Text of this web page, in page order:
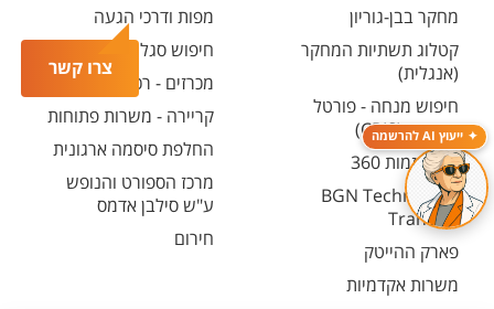
צרו קשר
ייעוץ AI להרשמה
מחקר בבן-גוריון
קטלוג תשתיות המחקר
(אנגלית)
חיפוש מנחה - פורטל
המחקר (CRIS)
מרכז יזמות 360
BGN Technology
Transfer
פארק ההייטק
משרות אקדמיות
מפות ודרכי הגעה
חיפוש סגל ופרטי קשר
מכרזים - רכש ובינוי
קריירה - משרות פתוחות
החלפת סיסמה ארגונית
מרכז הספורט והנופש
ע"ש סילבן אדמס
חירום